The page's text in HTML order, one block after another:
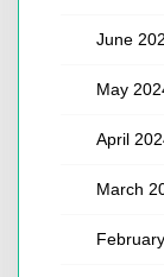
June
May
April
March